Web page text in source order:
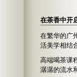
在茶香中开
在繁华的广
活美学相结
高端喝茶课
潺潺的流水